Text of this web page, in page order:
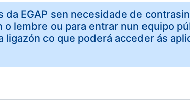
EGAP sen necesidade de
o lembre ou para entrar nun equipo
co que poderá acceder ás